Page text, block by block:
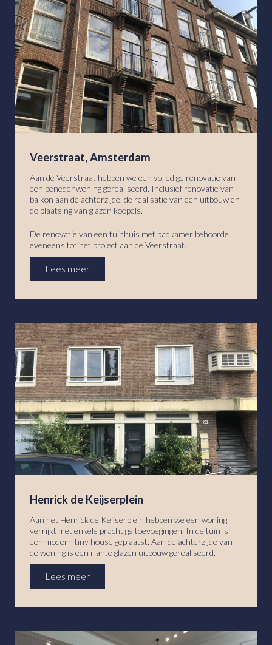
Veerstraat, Amsterdam
Aan de Veerstraat hebben we een volledige renovatie van
een benedenwoning gerealiseerd. Inclusief renovatie van
balkon aan de achterzijde, de realisatie van een uitbouw en
de plaatsing van glazen koepels.
De renovatie van een tuinhuis met badkamer behoorde
eveneens tot het project aan de Veerstraat.
Lees meer
Henrick de Keijserplein
Aan het Henrick de Keijserplein hebben we een woning
verrijkt met enkele prachtige toevoegingen. In de tuin is
een modern tiny house geplaatst. Aan de achterzijde van
de woning is een riante glazen uitbouw gerealiseerd.
Lees meer